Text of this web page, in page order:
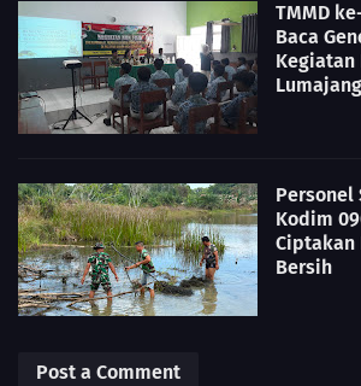
TMMD
Baca
Lumajang
Personel
Kodim
Ciptakan
Bersih
Post a Comment